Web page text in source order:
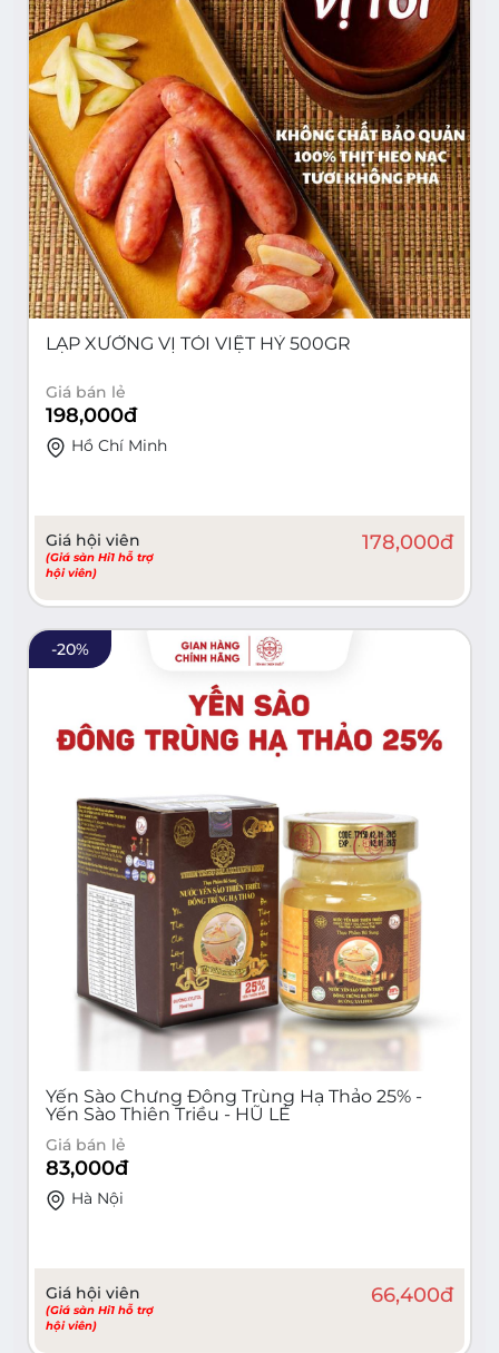
LẠP XƯỞNG VỊ TỎI VIỆT HỶ 500GR
Giá bán lẻ
198,000đ
Hồ Chí Minh
Giá hội viên
(Giá sàn Hi1 hỗ trợ
hội viên)
178,000đ
-20%
Yến Sào Chưng Đông Trùng Hạ Thảo 25% -
Yến Sào Thiên Triều - HŨ LẺ
Giá bán lẻ
83,000đ
Hà Nội
Giá hội viên
(Giá sàn Hi1 hỗ trợ
hội viên)
66,400đ